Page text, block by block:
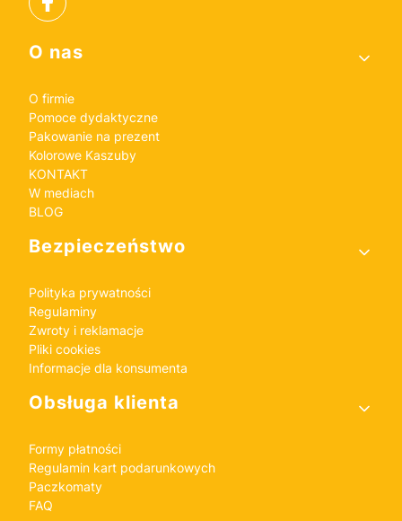
Linki w stopce
O nas
O firmie
Pomoce dydaktyczne
Pakowanie na prezent
Kolorowe Kaszuby
KONTAKT
W mediach
BLOG
Bezpieczeństwo
Polityka prywatności
Regulaminy
Zwroty i reklamacje
Pliki cookies
Informacje dla konsumenta
Obsługa klienta
Formy płatności
Regulamin kart podarunkowych
Paczkomaty
FAQ